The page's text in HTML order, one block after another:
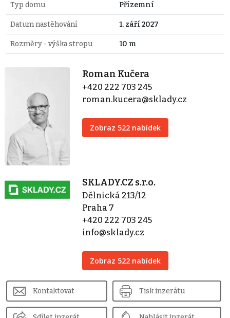
Typ domu Přízemní
Datum nastěhování 1. září 2027
Rozměry - výška stropu 10 m
Roman Kučera
+420 222 703 245
roman.kucera@sklady.cz
Zobraz 522 nabídek
SKLADY.CZ s.r.o.
Dělnická 213/12
Praha 7
+420 222 703 245
info@sklady.cz
Zobraz 522 nabídek
Kontaktovat Tisk inzerátu